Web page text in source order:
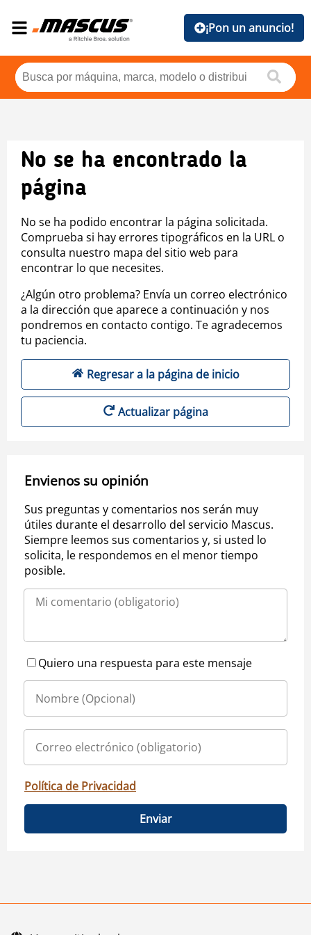
¡Pon un anuncio!
No se ha encontrado la
página
No se ha podido encontrar la página solicitada.
Comprueba si hay errores tipográficos en la URL o
consulta nuestro mapa del sitio web para
encontrar lo que necesites.
¿Algún otro problema? Envía un correo electrónico
a la dirección que aparece a continuación y nos
pondremos en contacto contigo. Te agradecemos
tu paciencia.
Regresar a la página de inicio
Actualizar página
Envienos su opinión
Sus preguntas y comentarios nos serán muy
útiles durante el desarrollo del servicio Mascus.
Siempre leemos sus comentarios y, si usted lo
solicita, le respondemos en el menor tiempo
posible.
Quiero una respuesta para este mensaje
Política de Privacidad
Enviar